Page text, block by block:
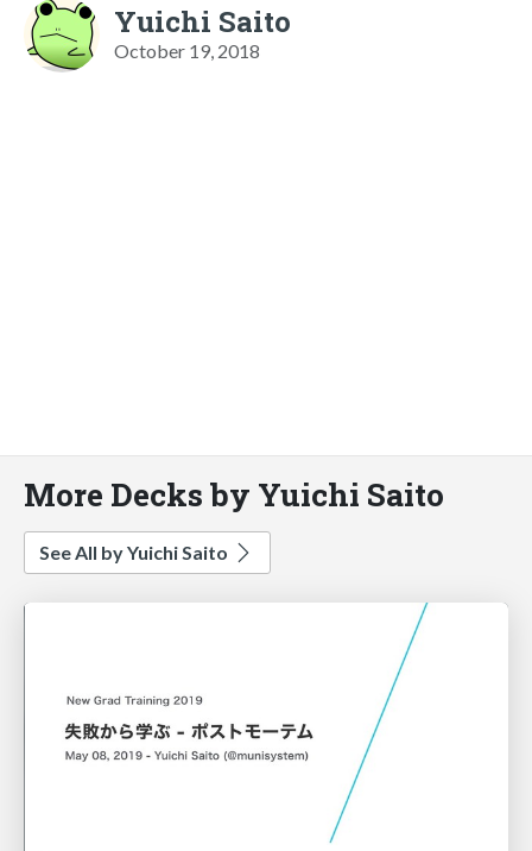
Yuichi Saito
October 19, 2018
More Decks by Yuichi Saito
See All by Yuichi Saito